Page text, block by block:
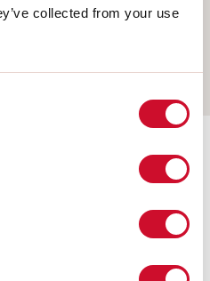
collected from your use